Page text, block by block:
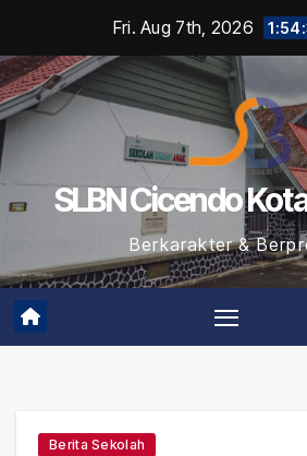
content
Fri. Aug 7th, 2026
SLBN Cicendo
Berkarakter &
Berita Sekolah